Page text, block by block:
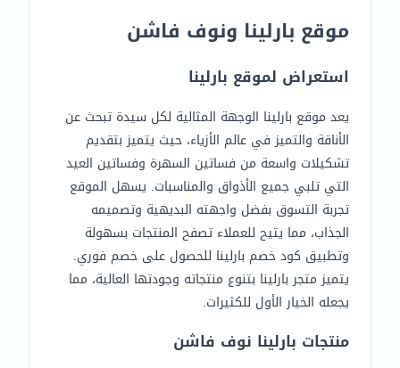
موقع بارلينا ونوف فاشن
استعراض لموقع بارلينا
يعد موقع بارلينا الوجهة المثالية لكل سيدة تبحث عن
الأناقة والتميز في عالم الأزياء، حيث يتميز بتقديم
تشكيلات واسعة من فساتين السهرة وفساتين العيد
التي تلبي جميع الأذواق والمناسبات. يسهل الموقع
تجربة التسوق بفضل واجهته البديهية وتصميمه
الجذاب، مما يتيح للعملاء تصفح المنتجات بسهولة
وتطبيق كود خصم بارلينا للحصول على خصم فوري.
يتميز متجر بارلينا بتنوع منتجاته وجودتها العالية، مما
يجعله الخيار الأول للكثيرات.
منتجات بارلينا نوف فاشن